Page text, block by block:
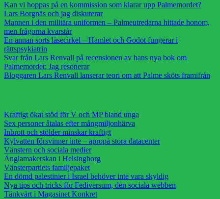
Kan vi hoppas på en kommission som klarar upp Palmemordet?
Lars Borgnäs och jag diskuterar
Mannen i den militära uniformen – Palmeutredarna hittade honom,
men frågorna kvarstår
En annan sorts läsecirkel – Hamlet och Godot fungerar i
rättspsykiatrin
Svar från Lars Renvall på recensionen av hans nya bok om
Palmemordet: Jag resonerar
Bloggaren Lars Renvall lanserar teori om att Palme sköts framifrån
Kraftigt ökat stöd för V och MP bland unga
Sex personer åtalas efter mångmiljonhärva
Inbrott och stölder minskar kraftigt
Kylvatten försvinner inte – apropå stora datacenter
Vänstern och sociala medier
Änglamakerskan i Helsingborg
Vänsterpartiets familjepaket
En dömd palestinier i Israel behöver inte vara skyldig
Nya tips och tricks för Fediversum, den sociala webben
Tänkvärt i Magasinet Konkret